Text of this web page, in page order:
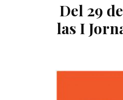
Del 29
las I